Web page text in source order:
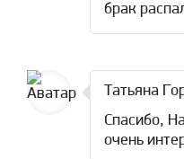
брак
Татьяна
Спасибо,
очень